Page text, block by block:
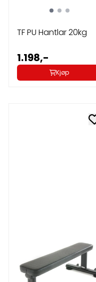
TF PU Hantlar 20kg
1.198,-
Kjøp